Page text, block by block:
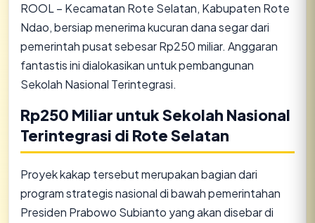
ROOL – Kecamatan Rote Selatan, Kabupaten Rote
Ndao, bersiap menerima kucuran dana segar dari
pemerintah pusat sebesar Rp250 miliar. Anggaran
fantastis ini dialokasikan untuk pembangunan
Sekolah Nasional Terintegrasi.
Rp250 Miliar untuk Sekolah Nasional
Terintegrasi di Rote Selatan
Proyek kakap tersebut merupakan bagian dari
program strategis nasional di bawah pemerintahan
Presiden Prabowo Subianto yang akan disebar di